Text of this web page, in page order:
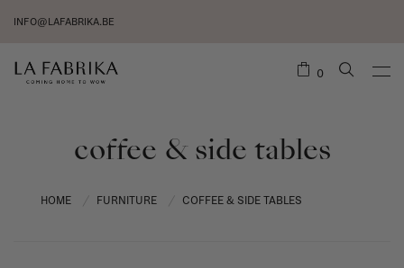
INFO@LAFABRIKA.BE
0
coffee & side tables
HOME FURNITURE COFFEE & SIDE TABLES